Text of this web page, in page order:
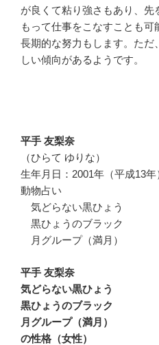
が良くて粘り強さもあり、先
もって仕事をこなすことも
長期的な努力もします。ただ
しい傾向があるようです。
平手 友梨奈
（ひらて ゆりな）
生年月日：2001年（平成13年
動物占い
気どらない黒ひょう
黒ひょうのブラック
月グループ（満月）
平手 友梨奈
気どらない黒ひょう
黒ひょうのブラック
月グループ（満月）
の性格（女性）